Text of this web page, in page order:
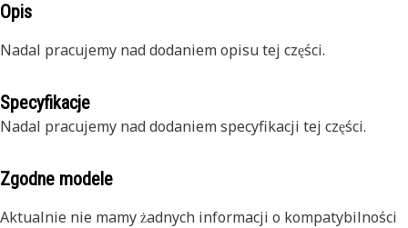
Opis
Nadal pracujemy nad dodaniem opisu tej części.
Specyfikacje
Nadal pracujemy nad dodaniem specyfikacji tej części.
Zgodne modele
Aktualnie nie mamy żadnych informacji o kompatybilności